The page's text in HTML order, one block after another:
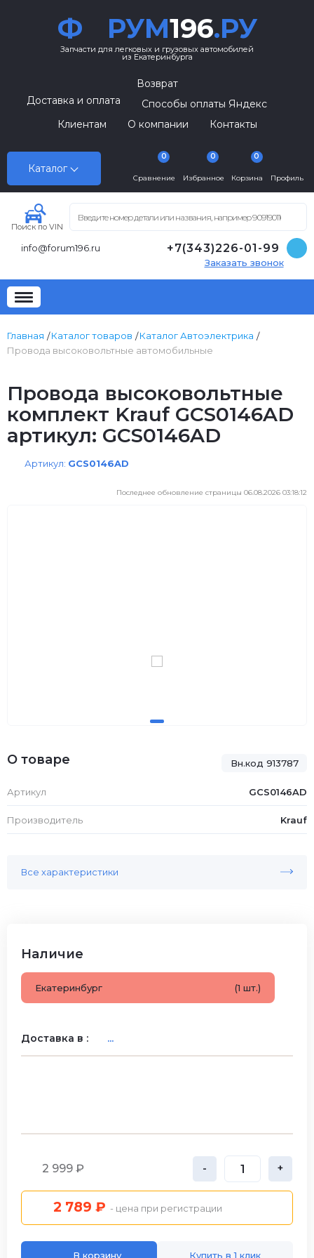
Ф РУМ196.РУ
Запчасти для легковых и грузовых автомобилей
из Екатеринбурга
Каталог
Возврат
Доставка и оплата
Способы оплаты Яндекс
Клиентам
О компании Контакты
Сравнение
0
Избранное
0
Корзина
0
Профиль
Поиск по VIN
info@forum196.ru +7(343)226-01-99
Заказать звонок
Главная Каталог товаров
Каталог Автоэлектрика
Провода высоковольтные автомобильные
Провода высоковольтные
комплект Krauf GCS0146AD
артикул: GCS0146AD
Артикул: GCS0146AD
Последнее обновление страницы 06.08.2026 03:18:12
Вн.код 913787
О товаре
Артикул GCS0146AD
Производитель Krauf
Все характеристики
Наличие
Екатеринбург (1 шт.)
Доставка в : ...
2 999 ₽ - +
2 789 ₽ - цена при регистрации
В корзину Купить в 1 клик